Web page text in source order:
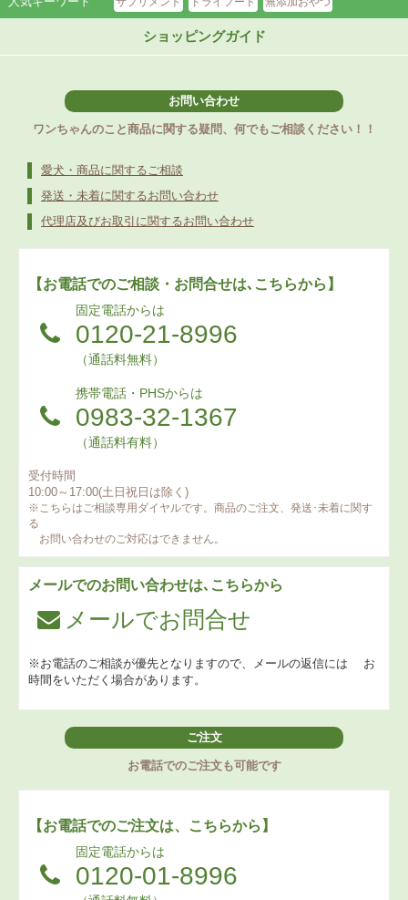
ショッピングガイド
お問い合わせ
ワンちゃんのこと商品に関する疑問、何でもご相談ください！！
愛犬・商品に関するご相談
発送・未着に関するお問い合わせ
代理店及びお取引に関するお問い合わせ
【お電話でのご相談・お問合せは､こちらから】
固定電話からは
0120-21-8996
（通話料無料）
携帯電話・PHSからは
0983-32-1367
（通話料有料）
受付時間
10:00～17:00(土日祝日は除く)
※こちらはご相談専用ダイヤルです。商品のご注文、発送･未着に関す
る
お問い合わせのご対応はできません。
メールでのお問い合わせは､こちらから
メールでお問合せ
※お電話のご相談が優先となりますので、メールの返信には お
時間をいただく場合があります。
ご注文
お電話でのご注文も可能です
【お電話でのご注文は、こちらから】
固定電話からは
0120-01-8996